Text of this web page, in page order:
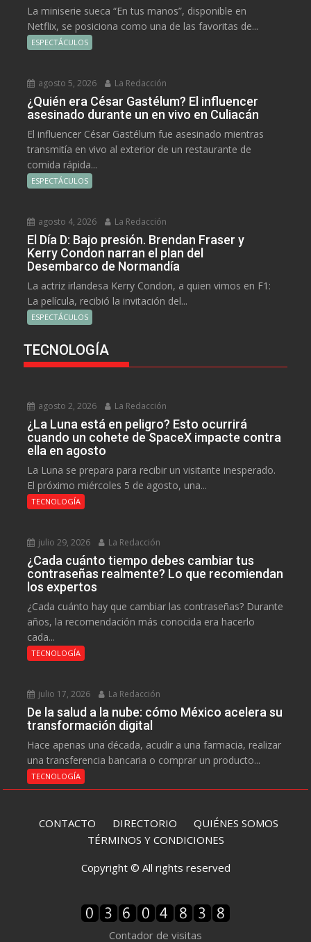
La miniserie sueca “En tus manos”, disponible en
Netflix, se posiciona como una de las favoritas de...
ESPECTÁCULOS
agosto 5, 2026 La Redacción
¿Quién era César Gastélum? El influencer
asesinado durante un en vivo en Culiacán
El influencer César Gastélum fue asesinado mientras
transmitía en vivo al exterior de un restaurante de
comida rápida...
ESPECTÁCULOS
agosto 4, 2026 La Redacción
El Día D: Bajo presión. Brendan Fraser y
Kerry Condon narran el plan del
Desembarco de Normandía
La actriz irlandesa Kerry Condon, a quien vimos en F1:
La película, recibió la invitación del...
ESPECTÁCULOS
TECNOLOGÍA
agosto 2, 2026 La Redacción
¿La Luna está en peligro? Esto ocurrirá
cuando un cohete de SpaceX impacte contra
ella en agosto
La Luna se prepara para recibir un visitante inesperado.
El próximo miércoles 5 de agosto, una...
TECNOLOGÍA
julio 29, 2026 La Redacción
¿Cada cuánto tiempo debes cambiar tus
contraseñas realmente? Lo que recomiendan
los expertos
¿Cada cuánto hay que cambiar las contraseñas? Durante
años, la recomendación más conocida era hacerlo
cada...
TECNOLOGÍA
julio 17, 2026 La Redacción
De la salud a la nube: cómo México acelera su
transformación digital
Hace apenas una década, acudir a una farmacia, realizar
una transferencia bancaria o comprar un producto...
TECNOLOGÍA
CONTACTO DIRECTORIO QUIÉNES SOMOS
TÉRMINOS Y CONDICIONES
Copyright © All rights reserved
Contador de visitas